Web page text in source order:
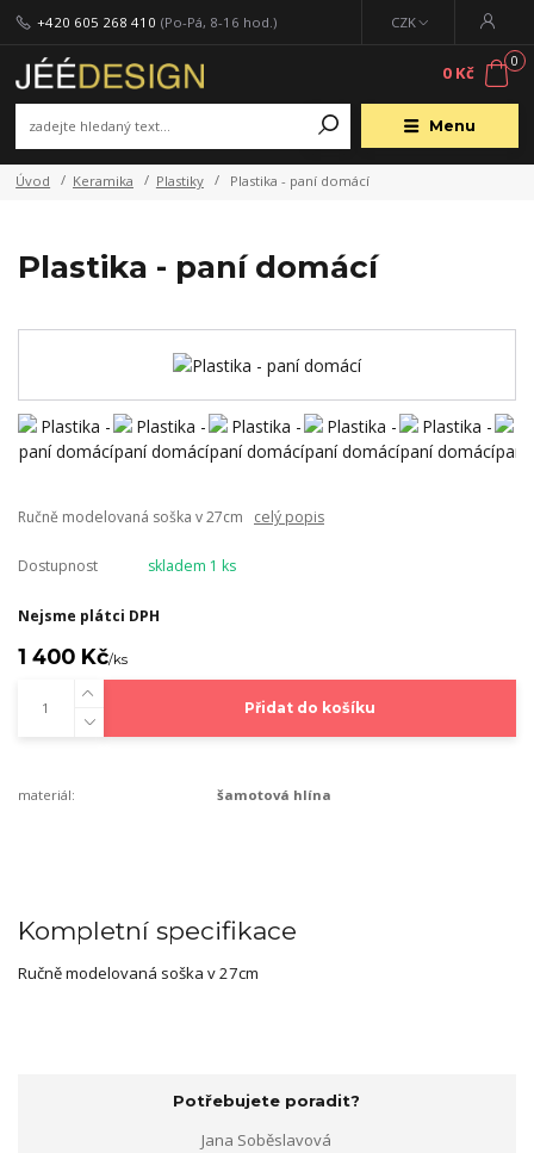
Menu
CZK
+420 605 268 410 (Po-Pá, 8-16 hod.)
0
0 Kč
Úvod Keramika Plastiky Plastika - paní domácí
Plastika - paní domácí
Ručně modelovaná soška v 27cm celý popis
Dostupnost skladem 1 ks
Nejsme plátci DPH
1 400 Kč/ks
Přidat do košíku
materiál: šamotová hlína
Kompletní specifikace
Ručně modelovaná soška v 27cm
Potřebujete poradit?
Jana Soběslavová